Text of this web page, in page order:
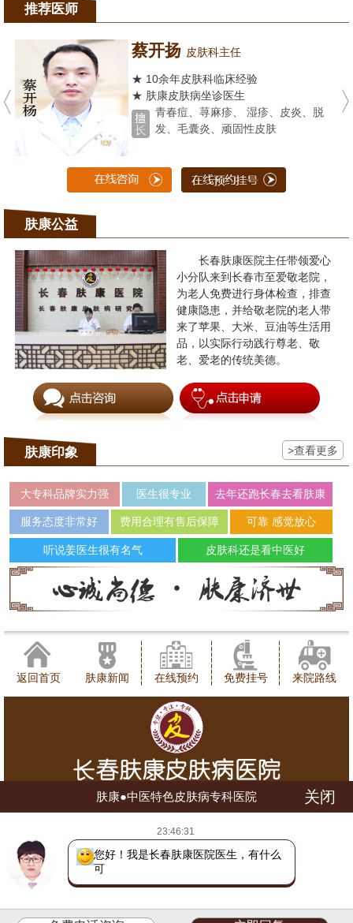
推荐医师
蔡开扬 皮肤科主任
★ 10余年皮肤科临床经验
★ 肤康皮肤病坐诊医生
青春痘、荨麻疹、 湿疹、皮炎、脱
发、毛囊炎、顽固性皮肤
肤康公益
长春肤康医院主任带领爱心
小分队来到长春市至爱敬老院，
为老人免费进行身体检查，排查
健康隐患，并给敬老院的老人带
来了苹果、大米、豆油等生活用
品，以实际行动践行尊老、敬
老、爱老的传统美德。
肤康印象 >查看更多
大专科品牌实力强 医生很专业 去年还跑长春去看肤康
服务态度非常好 费用合理有售后保障 可靠 感觉放心
听说姜医生很有名气 皮肤科还是看中医好
返回首页 肤康新闻 在线预约 免费挂号 来院路线
地址：长春市朝阳区西安大路1566号网站地图
吉ICP备16002784号 吉公网安备 22010402000780号
(长朝)(中)医广【2018】第07-17-028号
肤康●中医特色皮肤病专科医院 关闭
23:46:31
您好！我是长春肤康医院医生，有什么
可以帮助